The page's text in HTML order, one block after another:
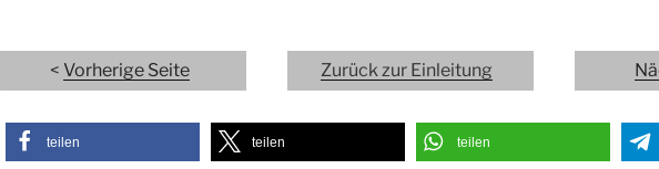
< Vorherige Seite Zurück zur Einleitung
teilen teilen teilen